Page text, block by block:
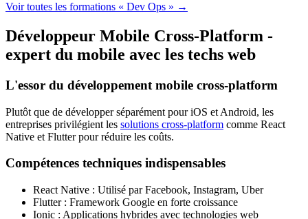
Voir toutes les formations « Dev Ops » →
Développeur Mobile Cross-Platform -
expert du mobile avec les techs web
L'essor du développement mobile cross-platform
Plutôt que de développer séparément pour iOS et Android, les
entreprises privilégient les solutions cross-platform comme React
Native et Flutter pour réduire les coûts.
Compétences techniques indispensables
React Native : Utilisé par Facebook, Instagram, Uber
Flutter : Framework Google en forte croissance
Ionic : Applications hybrides avec technologies web